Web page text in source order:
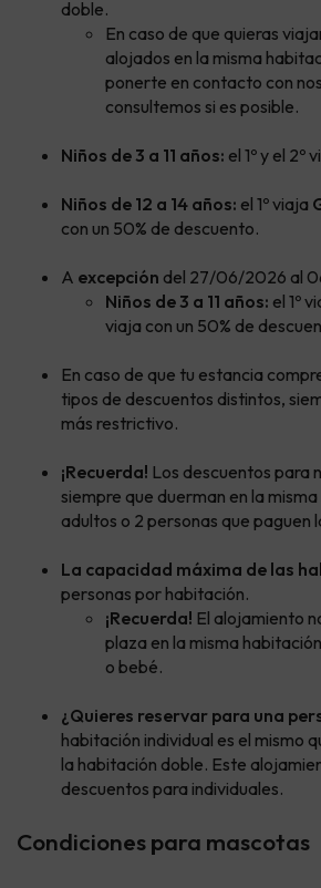
doble.
En caso de que quieras
alojados en la misma
ponerte en contacto con
consultemos si es posible.
Niños de 3 a 11 años: el 1º y el 2º
Niños de 12 a 14 años: el 1º viaja
con un 50% de descuento.
A excepción del 27/06/2026 al
Niños de 3 a 11 años: el 1º
viaja con un 50% de
En caso de que tu estancia
tipos de descuentos distintos,
más restrictivo.
¡Recuerda! Los descuentos para
siempre que duerman en la
adultos o 2 personas que paguen
La capacidad máxima de las
personas por habitación.
¡Recuerda! El alojamiento
plaza en la misma
o bebé.
¿Quieres reservar para una
habitación individual es el mismo
la habitación doble. Este
descuentos para individuales.
Condiciones para mascotas